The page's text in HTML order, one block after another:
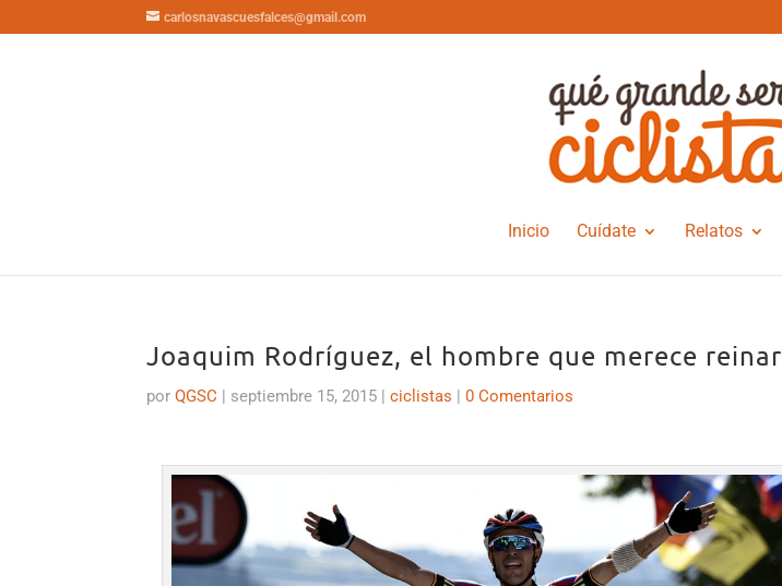
carlosnavascuesfalces@gmail.com
Inicio Cuídate Relatos
Joaquim Rodríguez, el hombre que merece reinar
porQGSC | septiembre 15, 2015 |ciclistas |0 Comentarios